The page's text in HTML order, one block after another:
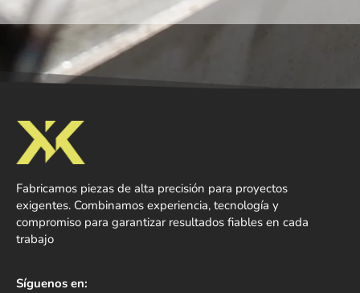
Fabricamos piezas de alta precisión para proyectos
exigentes. Combinamos experiencia, tecnología y
compromiso para garantizar resultados fiables en cada
trabajo
Síguenos en: